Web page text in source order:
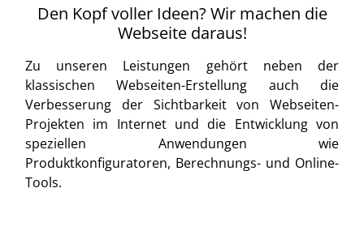
Den Kopf voller Ideen? Wir machen die
Webseite daraus!
Zu unseren Leistungen gehört neben der
klassischen Webseiten-Erstellung auch die
Verbesserung der Sichtbarkeit von Webseiten-
Projekten im Internet und die Entwicklung von
speziellen Anwendungen wie
Produktkonfiguratoren, Berechnungs- und Online-
Tools.